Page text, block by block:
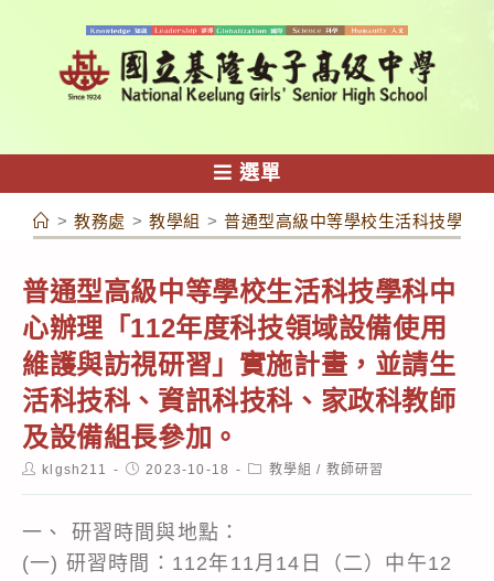
容
選單
> 教務處 > 教學組 > 普通型高級中等學校生活科技學科
普通型高級中等學校生活科技學科中
心辦理「112年度科技領域設備使用
維護與訪視研習」實施計畫，並請生
活科技科、資訊科技科、家政科教師
及設備組長參加。
Postklgsh211
Post2023-10-18
Post教學組 / 教師研習
一、 研習時間與地點：
(一) 研習時間：112年11月14日（二）中午12